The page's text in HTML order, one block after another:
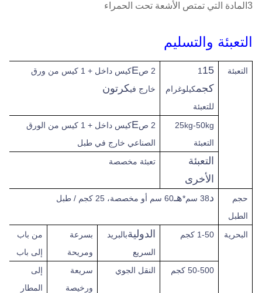
3المادة التي تمتص الأشعة تحت الحمراء
التعبئة والتسليم
التعبئة 115
كجمكيلوغرام
للتعبئة
2 ص E
كيس داخل + 1 كيس من ورق
خارج فيكرتون
25kg-50kg
التعبئة
2 ص E
كيس داخل + 1 كيس من الورق
الصناعي خارج في طبل
التعبئة
الأخرى
تعبئة مخصصة
حجم
الطبل
د38 سم* هـ60 سم أو مخصصة، 25 كجم / طبل
البحرية 1-50 كجم الدوليةبالبريد
السريع
بسرعة
ومريحة
من باب
إلى باب
50-500 كجم
النقل الجوي
سريعة
ورخيصة
إلى
المطار